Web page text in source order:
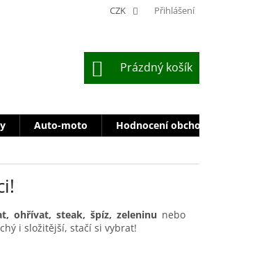
CZK Přihlášení
NÁKUPNÍ
KOŠÍK
Prázdný košík
Auto-moto Hodnocení obchodu
ohřívat, steak, špíz, zeleninu nebo
i složitější, stačí si vybrat!